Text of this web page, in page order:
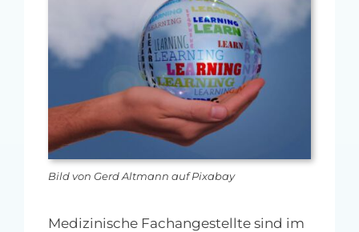
MFA-heute Newsletter-Anmeldung
Über uns
Ihre Werbung auf MFA-heute.de
Suche
nach:Bild von Gerd Altmann auf Pixabay
Medizinische Fachangestellte sind im